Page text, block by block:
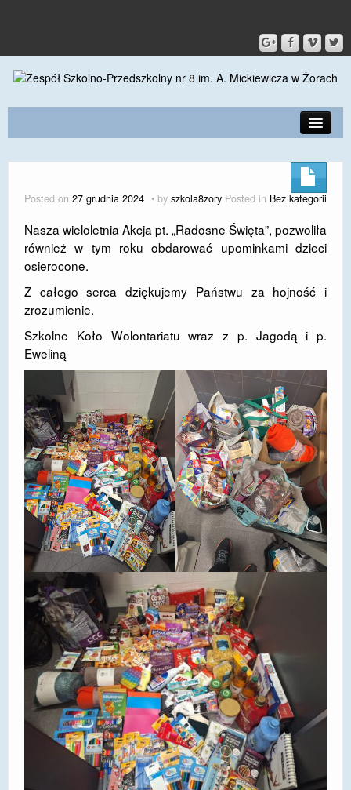
DLA RODZICÓW I UCZNIÓW
GALERIA
SPORT
DOSTĘPNOŚĆ
POLITYKA PRYWATNOŚCI
RODO
EGZAMIN ÓSMOKLASISTY
STANDARDY OCHRONY MAŁOLETNICH
PROJEKT ,,SZKOŁY Z JAKOŚCIĄ – ROZWÓJ
KSZTAŁCENIA OGÓLNEGO NA TERENIE MIASTA
ŻORY”
REKRUTACJA 2026/2027
mLegitymacja
Posted on 27 grudnia 2024 by szkola8zory Posted in Bez kategorii
Nasza wieloletnia Akcja pt. „Radosne Święta”, pozwoliła
również w tym roku obdarować upominkami dzieci
osierocone.
Z całego serca dziękujemy Państwu za hojność i
zrozumienie.
Szkolne Koło Wolontariatu wraz z p. Jagodą i p.
Eweliną